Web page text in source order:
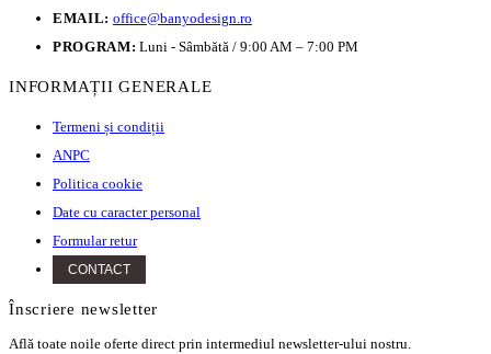
EMAIL: office@banyodesign.ro
PROGRAM: Luni - Sâmbătă / 9:00 AM – 7:00 PM
INFORMAȚII GENERALE
Termeni și condiții
ANPC
Politica cookie
Date cu caracter personal
Formular retur
CONTACT
Înscriere newsletter
Află toate noile oferte direct prin intermediul newsletter-ului nostru.